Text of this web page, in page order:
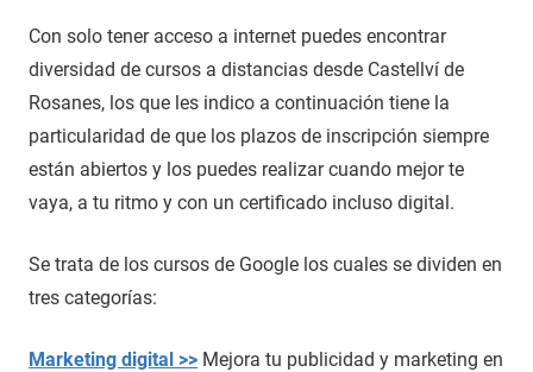
Con solo tener acceso a internet puedes encontrar
diversidad de cursos a distancias desde Castellví de
Rosanes, los que les indico a continuación tiene la
particularidad de que los plazos de inscripción siempre
están abiertos y los puedes realizar cuando mejor te
vaya, a tu ritmo y con un certificado incluso digital.
Se trata de los cursos de Google los cuales se dividen en
tres categorías:
Marketing digital >> Mejora tu publicidad y marketing en